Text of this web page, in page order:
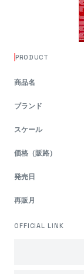
PRODUCT
商品名
ブランド
スケール
価格（販路）
発売日
再販月
OFFICIAL LINK